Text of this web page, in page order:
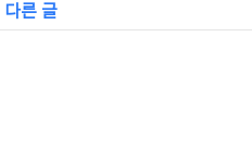
다른 글